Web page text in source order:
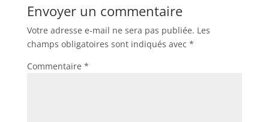
Envoyer un commentaire
Votre adresse e-mail ne sera pas publiée. Les
champs obligatoires sont indiqués avec *
Commentaire *